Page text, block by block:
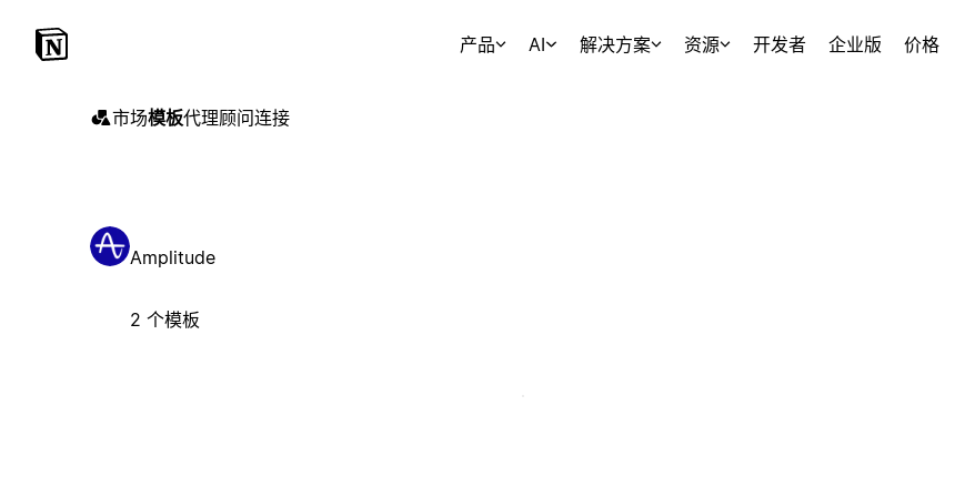
产品 AI 解决方案 资源 开发者 企业版 价格
市场模板代理顾问连接
Amplitude
2 个模板